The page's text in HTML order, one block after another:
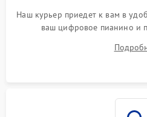
Наш курьер приедет к вам в
ваш цифровое пианино и